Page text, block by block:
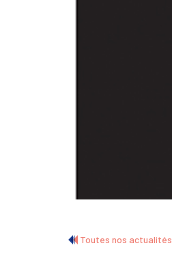
Toutes nos actualités